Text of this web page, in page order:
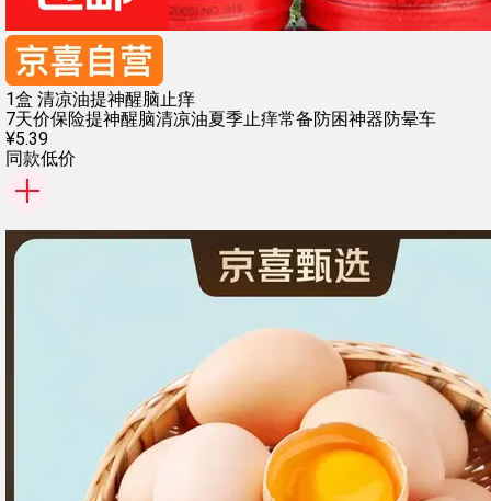
1盒 清凉油提神醒脑止痒
7天价保险提神醒脑清凉油夏季止痒常备防困神器防晕车
¥5.39
同款低价